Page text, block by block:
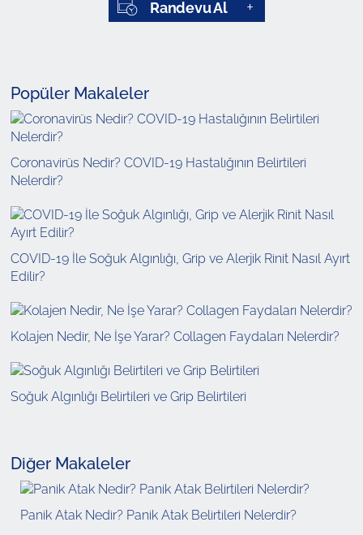
Randevu Al
Popüler Makaleler
Coronavirüs Nedir? COVID-19 Hastalığının Belirtileri
Nelerdir?
COVID-19 İle Soğuk Algınlığı, Grip ve Alerjik Rinit Nasıl Ayırt
Edilir?
Kolajen Nedir, Ne İşe Yarar? Collagen Faydaları Nelerdir?
Soğuk Algınlığı Belirtileri ve Grip Belirtileri
Diğer Makaleler
Panik Atak Nedir? Panik Atak Belirtileri Nelerdir?